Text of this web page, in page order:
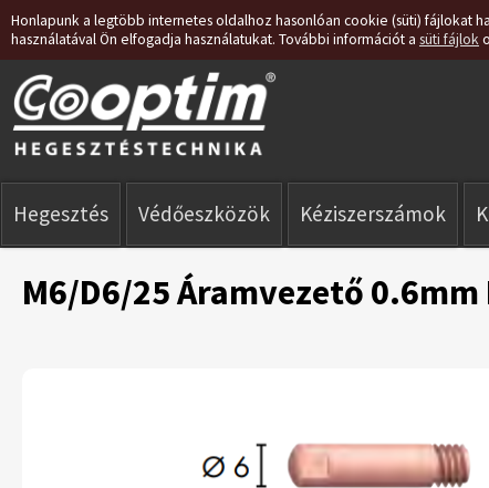
Honlapunk a legtöbb internetes oldalhoz hasonlóan cookie (süti) fájlokat
használatával Ön elfogadja használatukat. További információt a süti fájlok
Hegesztés Védőeszközök Kéziszerszámok
M6/D6/25 Áramvezető 0.6mm